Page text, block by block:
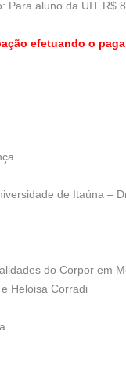
Para aluno da UIT R$
efetuando o
de Itaúna –
do Corpor em
Heloisa Corradi